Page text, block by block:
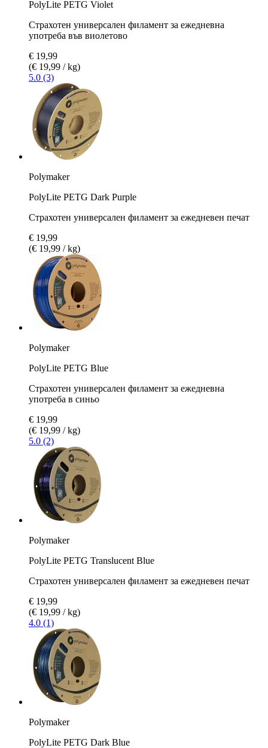
PolyLite PETG Violet
Страхотен универсален филамент за ежедневна
употреба във виолетово
€ 19,99
(€ 19,99 / kg)
5.0 (3)
Polymaker
PolyLite PETG Dark Purple
Страхотен универсален филамент за ежедневен печат
€ 19,99
(€ 19,99 / kg)
Polymaker
PolyLite PETG Blue
Страхотен универсален филамент за ежедневна
употреба в синьо
€ 19,99
(€ 19,99 / kg)
5.0 (2)
Polymaker
PolyLite PETG Translucent Blue
Страхотен универсален филамент за ежедневен печат
€ 19,99
(€ 19,99 / kg)
4.0 (1)
Polymaker
PolyLite PETG Dark Blue